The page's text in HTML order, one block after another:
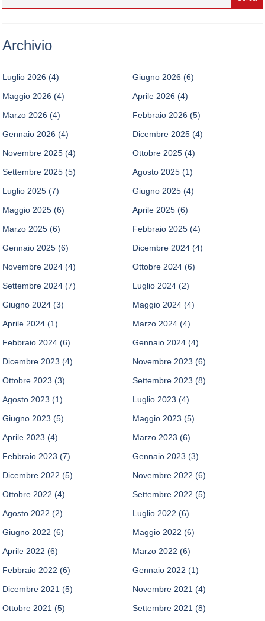
Archivio
Luglio 2026 (4) Giugno 2026 (6)
Maggio 2026 (4) Aprile 2026 (4)
Marzo 2026 (4) Febbraio 2026 (5)
Gennaio 2026 (4) Dicembre 2025 (4)
Novembre 2025 (4) Ottobre 2025 (4)
Settembre 2025 (5) Agosto 2025 (1)
Luglio 2025 (7) Giugno 2025 (4)
Maggio 2025 (6) Aprile 2025 (6)
Marzo 2025 (6) Febbraio 2025 (4)
Gennaio 2025 (6) Dicembre 2024 (4)
Novembre 2024 (4) Ottobre 2024 (6)
Settembre 2024 (7) Luglio 2024 (2)
Giugno 2024 (3) Maggio 2024 (4)
Aprile 2024 (1) Marzo 2024 (4)
Febbraio 2024 (6) Gennaio 2024 (4)
Dicembre 2023 (4) Novembre 2023 (6)
Ottobre 2023 (3) Settembre 2023 (8)
Agosto 2023 (1) Luglio 2023 (4)
Giugno 2023 (5) Maggio 2023 (5)
Aprile 2023 (4) Marzo 2023 (6)
Febbraio 2023 (7) Gennaio 2023 (3)
Dicembre 2022 (5) Novembre 2022 (6)
Ottobre 2022 (4) Settembre 2022 (5)
Agosto 2022 (2) Luglio 2022 (6)
Giugno 2022 (6) Maggio 2022 (6)
Aprile 2022 (6) Marzo 2022 (6)
Febbraio 2022 (6) Gennaio 2022 (1)
Dicembre 2021 (5) Novembre 2021 (4)
Ottobre 2021 (5) Settembre 2021 (8)